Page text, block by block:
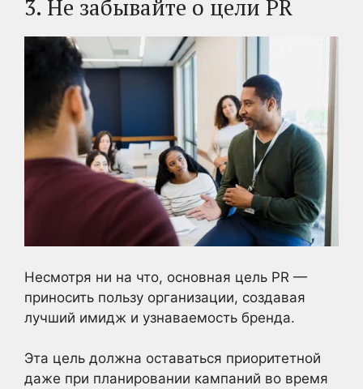
3. Не забывайте о цели PR
Несмотря ни на что, основная цель PR —
приносить пользу организации, создавая
лучший имидж и узнаваемость бренда.
Эта цель должна оставаться приоритетной
даже при планировании кампаний во время